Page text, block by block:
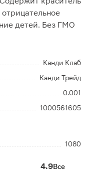
детей. Без ГМО
Канди Клаб
Канди Трейд
0.001
1000561605
1080
4.9Все